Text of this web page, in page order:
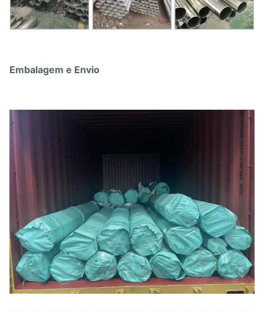
Embalagem e Envio